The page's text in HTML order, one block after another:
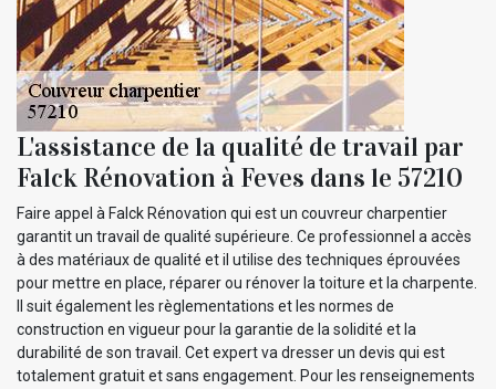
L'assistance de la qualité de travail par
Falck Rénovation à Feves dans le 57210
Faire appel à Falck Rénovation qui est un couvreur charpentier
garantit un travail de qualité supérieure. Ce professionnel a accès
à des matériaux de qualité et il utilise des techniques éprouvées
pour mettre en place, réparer ou rénover la toiture et la charpente.
Il suit également les règlementations et les normes de
construction en vigueur pour la garantie de la solidité et la
durabilité de son travail. Cet expert va dresser un devis qui est
totalement gratuit et sans engagement. Pour les renseignements